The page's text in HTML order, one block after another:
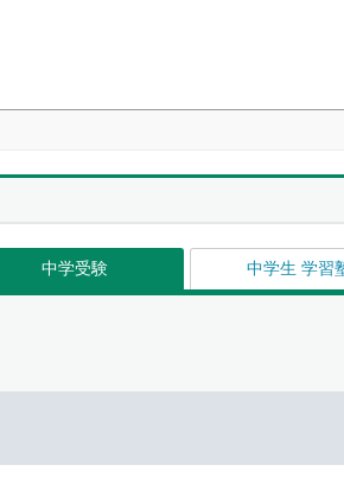
中学受験 中学生 学習